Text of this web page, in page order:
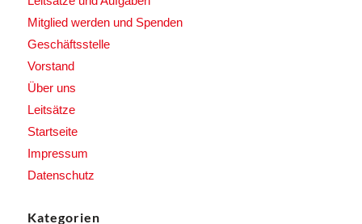
Mitglied werden und Spenden
Geschäftsstelle
Vorstand
Über uns
Leitsätze
Startseite
Impressum
Datenschutz
Kategorien